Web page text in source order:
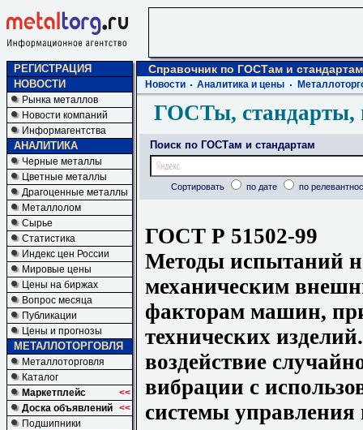
РЕГИСТРАЦИЯ
НОВОСТИ
Рынка металлов
Новости компаний
Информагентства
АНАЛИТИКА
Черные металлы
Цветные металлы
Драгоценные металлы
Металлолом
Сырье
Статистика
Индекс цен России
Мировые цены
Цены на биржах
Вопрос месяца
Публикации
Цены и прогнозы
МЕТАЛЛОТОРГОВЛЯ
Металлоторговля
Каталог
Маркетплейс
<<
Доска объявлений <<
Подшипники
Справочник по ГОСТам и стандартам
Новости Аналитика и цены
ГОСТы, стандарты,
Поиск по ГОСТам и стандартам
Сортировать по дате по
ГОСТ Р 51502-99
Методы испытаний
механическим
факторам машин,
технических
воздействие
вибрации с
системы